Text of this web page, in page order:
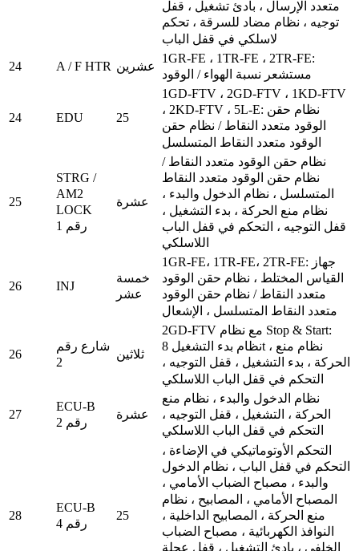
متعدد الإرسال ، بادئ تشغيل ، قفل
توجيه ، نظام مضاد للسرقة ، تحكم
لاسلكي في قفل الباب
24 A / F HTR عشرين
1GR-FE ، 1TR-FE ، 2TR-FE:
مستشعر نسبة الهواء / الوقود
24 EDU 25
1GD-FTV ، 2GD-FTV ، 1KD-FTV
، 2KD-FTV ، 5L-E: نظام حقن
الوقود متعدد النقاط / نظام حقن
الوقود متعدد النقاط المتسلسل
25
STRG /
AM2
LOCK
رقم 1
عشرة
نظام حقن الوقود متعدد النقاط /
نظام حقن الوقود متعدد النقاط
المتسلسل ، نظام الدخول والبدء ،
نظام منع الحركة ، بدء التشغيل ،
قفل التوجيه ، التحكم في قفل الباب
اللاسلكي
26 INJ
خمسة
عشر
1GR-FE، 1TR-FE، 2TR-FE: جهاز
القياس المختلط ، نظام حقن الوقود
متعدد النقاط / نظام حقن الوقود
متعدد النقاط المتسلسل ، الإشعال
26
شارع رقم
2
ثلاثين
2GD-FTV مع نظام Stop & Start:
نظام بدء التشغيل 8t ، نظام منع
الحركة ، بدء التشغيل ، قفل التوجيه ،
التحكم في قفل الباب اللاسلكي
27
ECU-B
رقم 2
عشرة
نظام الدخول والبدء ، نظام منع
الحركة ، التشغيل ، قفل التوجيه ،
التحكم في قفل الباب اللاسلكي
28
ECU-B
رقم 4
25
التحكم الأوتوماتيكي في الإضاءة ،
التحكم في قفل الباب ، نظام الدخول
والبدء ، مصباح الضباب الأمامي ،
المصباح الأمامي ، المصابيح ، نظام
منع الحركة ، المصابيح الداخلية ،
النوافذ الكهربائية ، مصباح الضباب
الخلفي ، بادئ التشغيل ، قفل عجلة